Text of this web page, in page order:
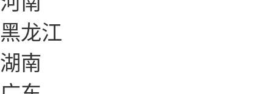
黑龙江
湖南